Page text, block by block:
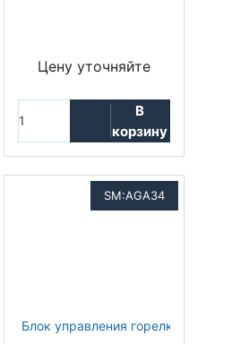
Цену уточняйте
В
корзину
SM:AGA34